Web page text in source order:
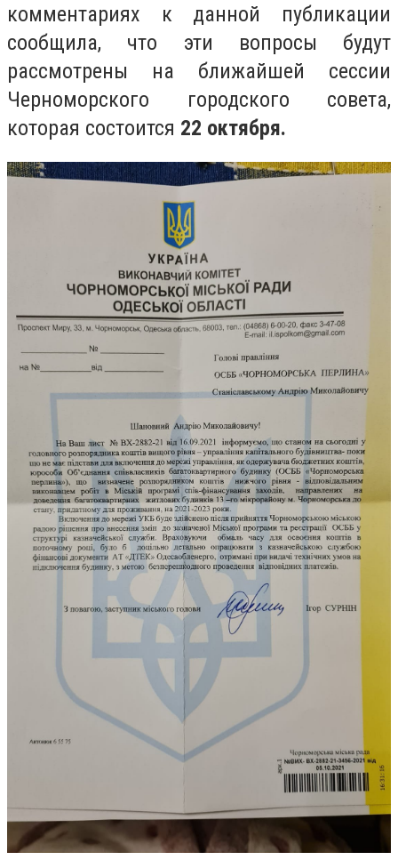
комментариях к данной публикации
сообщила, что эти вопросы будут
рассмотрены на ближайшей сессии
Черноморского городского совета,
которая состоится 22 октября.